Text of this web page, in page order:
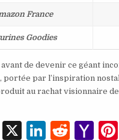
France
Goodies
de devenir ce géant
portée par l’inspiration
au rachat visionnaire
E
X
Li R
Y